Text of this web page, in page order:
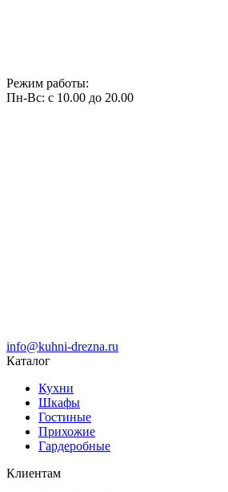
Режим работы:
Пн-Вс: с 10.00 до 20.00
info@kuhni-drezna.ru
Каталог
Кухни
Шкафы
Гостиные
Прихожие
Гардеробные
Клиентам